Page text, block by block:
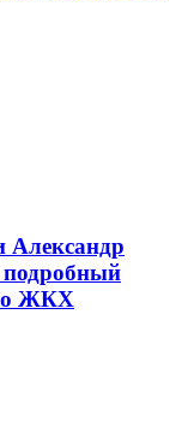
Александр
подробный
ЖКХ